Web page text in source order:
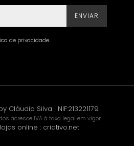
ENVIAR
de privacidade.
Cláudio Silva | NIF:213221179
acresce IVA à taxa legal em vigor.
online : criativo.net